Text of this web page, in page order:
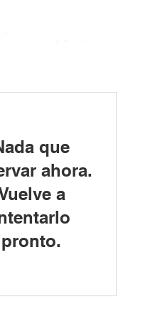
que
ahora.
a
pronto.